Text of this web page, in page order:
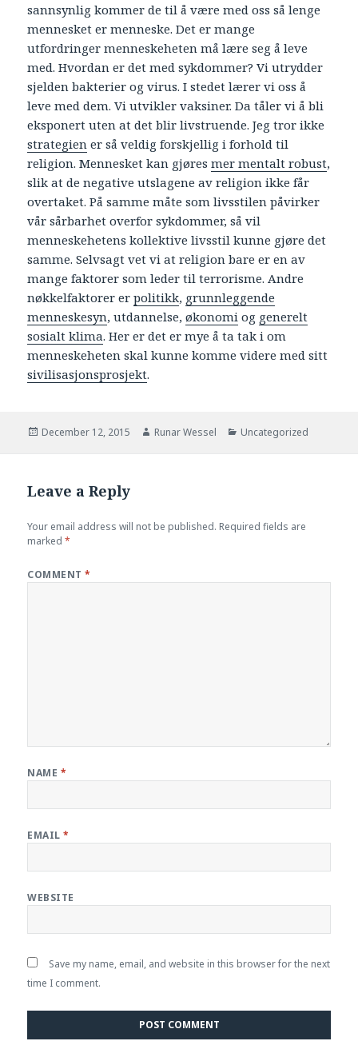
sannsynlig kommer de til å være med oss så lenge
mennesket er menneske. Det er mange
utfordringer menneskeheten må lære seg å leve
med. Hvordan er det med sykdommer? Vi utrydder
sjelden bakterier og virus. I stedet lærer vi oss å
leve med dem. Vi utvikler vaksiner. Da tåler vi å bli
eksponert uten at det blir livstruende. Jeg tror ikke
strategien er så veldig forskjellig i forhold til
religion. Mennesket kan gjøresmer mentalt robust,
slik at de negative utslagene av religion ikke får
overtaket. På samme måte som livsstilen påvirker
vår sårbarhet overfor sykdommer, så vil
menneskehetens kollektive livsstil kunne gjøre det
samme. Selvsagt vet vi at religion bare er en av
mange faktorer som leder til terrorisme. Andre
nøkkelfaktorer erpolitikk, grunnleggende
menneskesyn, utdannelse,økonomi og generelt
sosialt klima. Her er det er mye å ta tak i om
menneskeheten skal kunne komme videre med sitt
sivilisasjonsprosjekt.
Posted
December 12, 2015 Author
Runar Wessel Categories
Uncategorized
Leave a Reply
Your email address will not be published. Required fields are
marked*
COMMENT*
NAME *
EMAIL*
WEBSITE
Save my name, email, and website in this browser for the next
time I comment.